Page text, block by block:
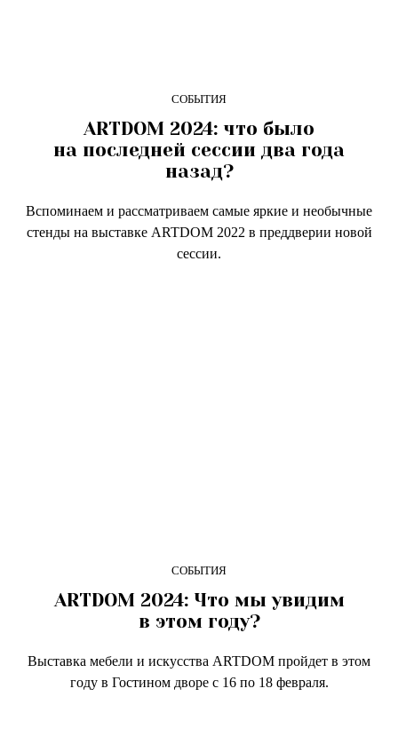
СОБЫТИЯ
ARTDOM 2024: что было
на последней сессии два года
назад?
Вспоминаем и рассматриваем самые яркие и необычные
стенды на выставке ARTDOM 2022 в преддверии новой
сессии.
СОБЫТИЯ
ARTDOM 2024: Что мы увидим
в этом году?
Выставка мебели и искусства ARTDOM пройдет в этом
году в Гостином дворе с 16 по 18 февраля.